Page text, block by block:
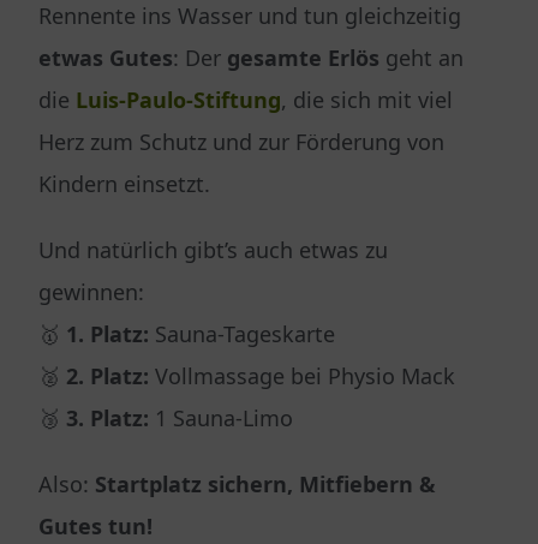
Rennente ins Wasser und tun gleichzeitig
etwas Gutes: Der gesamte Erlös geht an
die Luis-Paulo-Stiftung, die sich mit viel
Herz zum Schutz und zur Förderung von
Kindern einsetzt.
Und natürlich gibt’s auch etwas zu
gewinnen:
🥇 1. Platz: Sauna-Tageskarte
🥈 2. Platz: Vollmassage bei Physio Mack
🥉 3. Platz: 1 Sauna-Limo
Also: Startplatz sichern, Mitfiebern &
Gutes tun!